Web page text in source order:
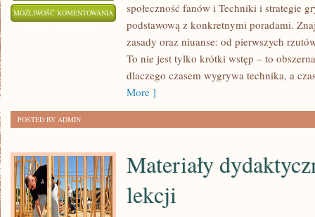
MOŻLIWOŚĆ KOMENTOWANIA ZAAWANSOWANE
TECHNIKI
społeczność fanów i Techniki i strategie
podstawową z konkretnymi poradami.
zasady oraz niuanse: od pierwszych
To nie jest tylko krótki wstęp – to
dlaczego czasem wygrywa technika, a
More ]
POSTED BY ADMIN
Materiały
lekcji